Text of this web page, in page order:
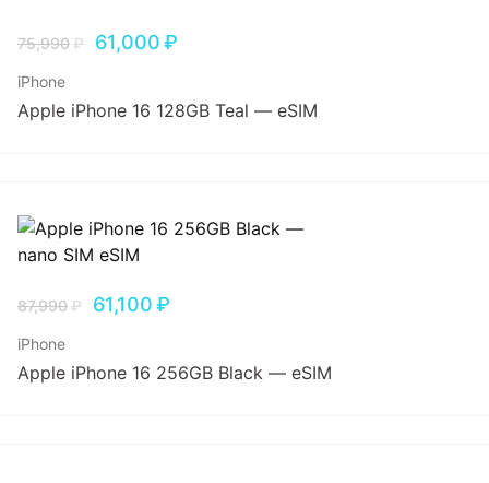
75,990₽ 61,000₽
iPhone
Apple iPhone 16 128GB Teal — eSIM
87,990₽ 61,100₽
iPhone
Apple iPhone 16 256GB Black — eSIM